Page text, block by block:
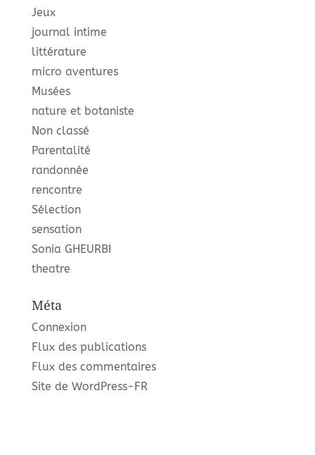
Jeux
journal intime
littérature
micro aventures
Musées
nature et botaniste
Non classé
Parentalité
randonnée
rencontre
Sélection
sensation
Sonia GHEURBI
theatre
Méta
Connexion
Flux des publications
Flux des commentaires
Site de WordPress-FR